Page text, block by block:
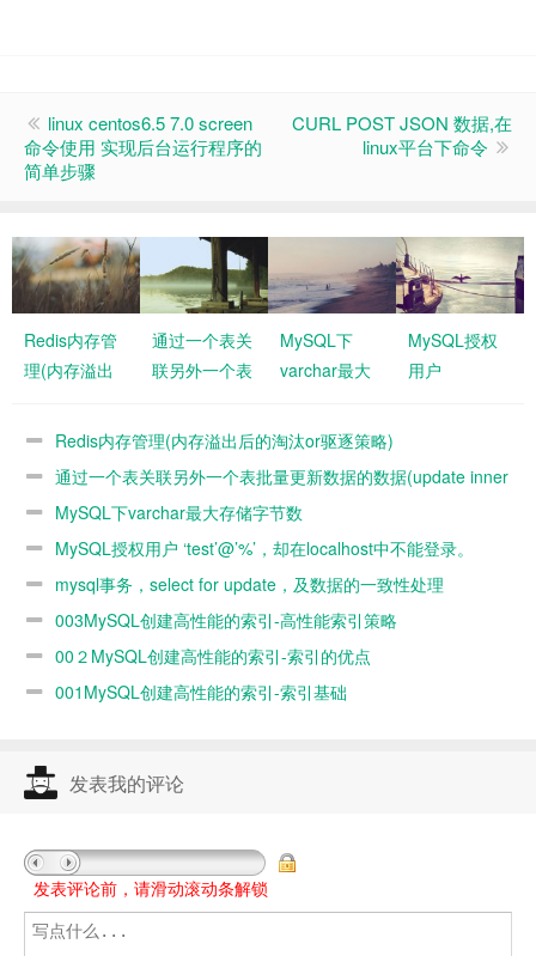
linux centos6.5 7.0 screen
命令使用 实现后台运行程序的
简单步骤
CURL POST JSON 数据,在
linux平台下命令
Redis内存管
理(内存溢出
逐策略)
通过一个表关
联另外一个表
的数据
(update inner
join使用)
MySQL下
varchar最大
MySQL授权
用户
Redis内存管理(内存溢出后的淘汰or驱逐策略)
通过一个表关联另外一个表批量更新数据的数据(update inner
join使用)MySQL下varchar最大存储字节数
MySQL授权用户 ‘test’@’%’，却在localhost中不能登录。
mysql事务，select for update，及数据的一致性处理
003MySQL创建高性能的索引-高性能索引策略
00２MySQL创建高性能的索引-索引的优点
001MySQL创建高性能的索引-索引基础
发表我的评论
发表评论前，请滑动滚动条解锁